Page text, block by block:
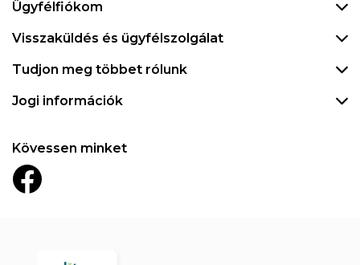
Ügyfélfiókom
Visszaküldés és ügyfélszolgálat
Tudjon meg többet rólunk
Jogi információk
Kövessen minket